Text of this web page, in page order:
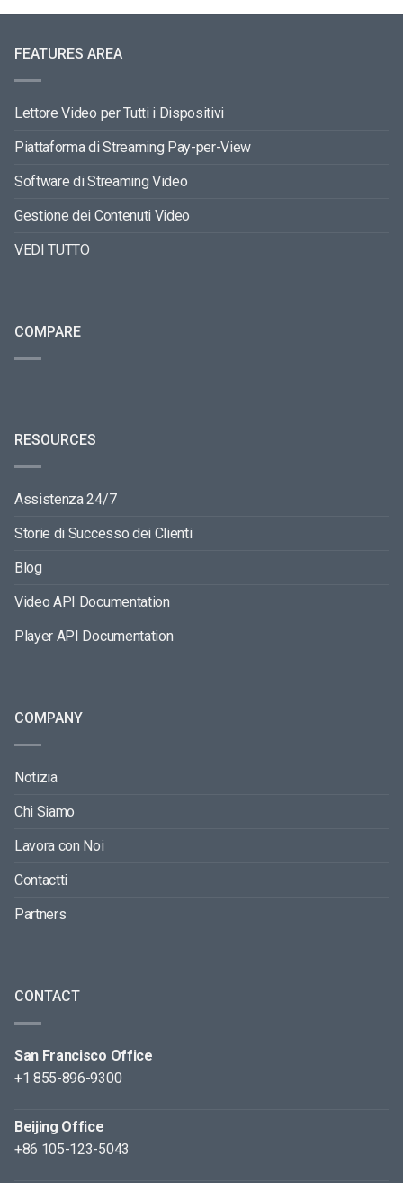
FEATURES AREA
Lettore Video per Tutti i Dispositivi
Piattaforma di Streaming Pay-per-View
Software di Streaming Video
Gestione dei Contenuti Video
VEDI TUTTO
COMPARE
RESOURCES
Assistenza 24/7
Storie di Successo dei Clienti
Blog
Video API Documentation
Player API Documentation
COMPANY
Notizia
Chi Siamo
Lavora con Noi
Contactti
Partners
CONTACT
San Francisco Office
+1 855-896-9300
Beijing Office
+86 105-123-5043